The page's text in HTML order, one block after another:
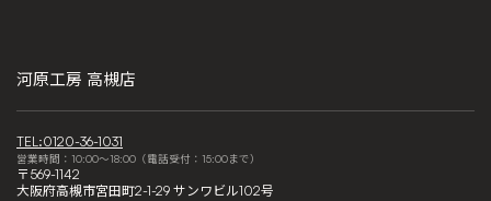
河原工房 高槻店
TEL:0120-36-1031
営業時間：10:00～18:00（電話受付：15:00まで）
〒569-1142
大阪府高槻市宮田町2-1-29 サンワビル102号